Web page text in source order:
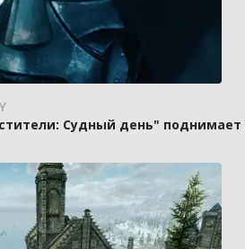
Судный день" поднимает